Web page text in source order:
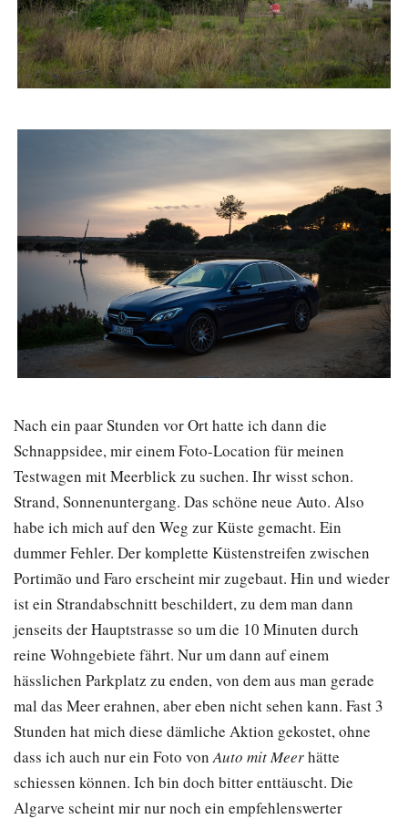
Nach ein paar Stunden vor Ort hatte ich dann die
Schnappsidee, mir einem Foto-Location für meinen
Testwagen mit Meerblick zu suchen. Ihr wisst schon.
Strand, Sonnenuntergang. Das schöne neue Auto. Also
habe ich mich auf den Weg zur Küste gemacht. Ein
dummer Fehler. Der komplette Küstenstreifen zwischen
Portimão und Faro erscheint mir zugebaut. Hin und wieder
ist ein Strandabschnitt beschildert, zu dem man dann
jenseits der Hauptstrasse so um die 10 Minuten durch
reine Wohngebiete fährt. Nur um dann auf einem
hässlichen Parkplatz zu enden, von dem aus man gerade
mal das Meer erahnen, aber eben nicht sehen kann. Fast 3
Stunden hat mich diese dämliche Aktion gekostet, ohne
dass ich auch nur ein Foto vonAuto mit Meerhätte
schiessen können. Ich bin doch bitter enttäuscht. Die
Algarve scheint mir nur noch ein empfehlenswerter